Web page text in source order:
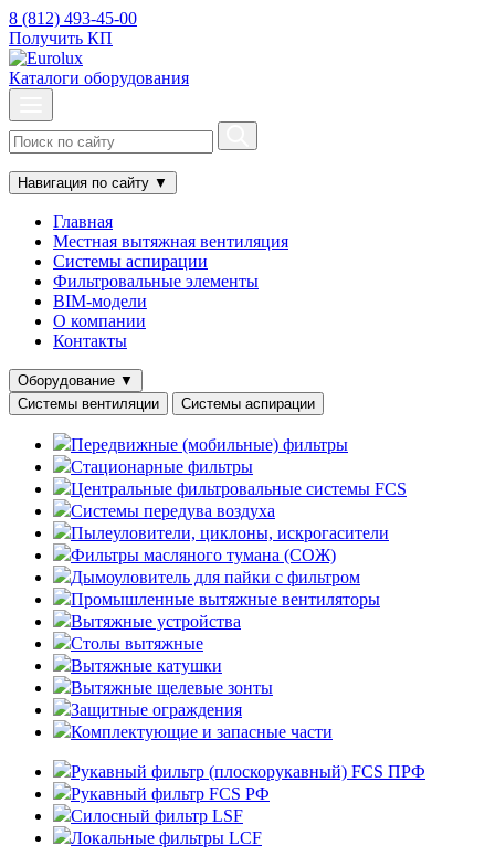
8 (812) 493-45-00
Получить КП
Каталоги оборудования
Навигация по сайту ▼
Главная
Местная вытяжная вентиляция
Системы аспирации
Фильтровальные элементы
BIM-модели
О компании
Контакты
Оборудование ▼
Системы вентиляции
Системы аспирации
Передвижные (мобильные) фильтры
Стационарные фильтры
Центральные фильтровальные системы FCS
Системы передува воздуха
Пылеуловители, циклоны, искрогасители
Фильтры масляного тумана (СОЖ)
Дымоуловитель для пайки с фильтром
Промышленные вытяжные вентиляторы
Вытяжные устройства
Столы вытяжные
Вытяжные катушки
Вытяжные щелевые зонты
Защитные ограждения
Комплектующие и запасные части
Рукавный фильтр (плоскорукавный) FCS ПРФ
Рукавный фильтр FCS РФ
Силосный фильтр LSF
Локальные фильтры LCF